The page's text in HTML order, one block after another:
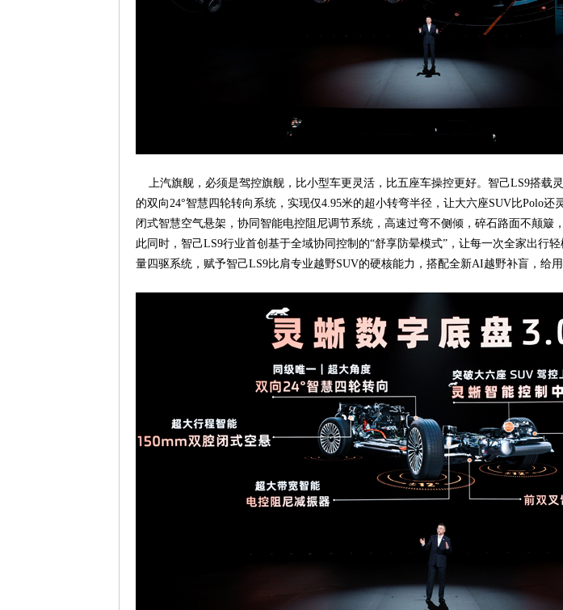
上汽旗舰，必须是驾控旗舰，比小型车更灵活，比五座车操控更好。智己LS9搭载
的双向24°智慧四轮转向系统，实现仅4.95米的超小转弯半径，让大六座SUV比Polo还
闭式智慧空气悬架，协同智能电控阻尼调节系统，高速过弯不侧倾，碎石路面不颠簸
此同时，智己LS9行业首创基于全域协同控制的“舒享防晕模式”，让每一次全家出行
量四驱系统，赋予智己LS9比肩专业越野SUV的硬核能力，搭配全新AI越野补盲，给